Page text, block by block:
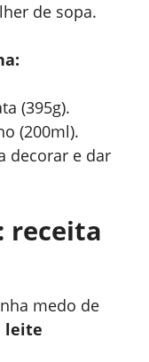
de sopa.
(395g).
(200ml).
decorar e dar
receita
medo de
leite